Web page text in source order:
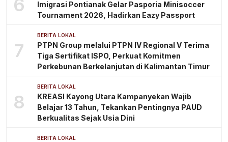
6
Imigrasi Pontianak Gelar Pasporia Minisoccer
Tournament 2026, Hadirkan Eazy Passport
7
BERITA LOKAL
PTPN Group melalui PTPN IV Regional V Terima
Tiga Sertifikat ISPO, Perkuat Komitmen
Perkebunan Berkelanjutan di Kalimantan Timur
8
BERITA LOKAL
KREASI Kayong Utara Kampanyekan Wajib
Belajar 13 Tahun, Tekankan Pentingnya PAUD
Berkualitas Sejak Usia Dini
BERITA LOKAL